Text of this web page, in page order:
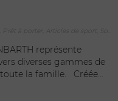
représente
diverses gammes de
la famille. Créée